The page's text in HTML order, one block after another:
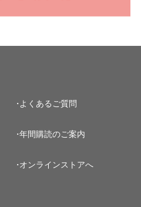
よくあるご質問
年間購読のご案内
オンラインストアへ